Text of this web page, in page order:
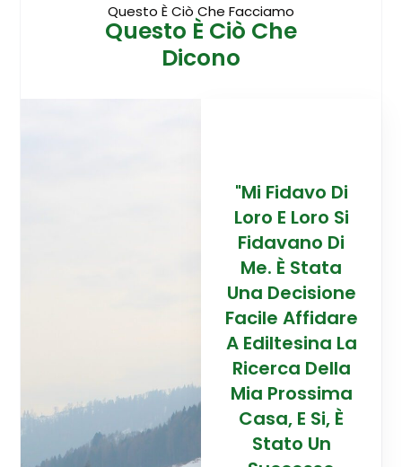
Questo È Ciò Che Facciamo
Questo È Ciò Che
Dicono
Si, È
Grazie Al
Team Di
Talento Dell'
"Mi Fidavo Di
Loro E Loro Si
Fidavano Di
Me. È Stata
Una Decisione
Facile Affidare
A Ediltesina La
Ricerca Della
Mia Prossima
Casa, E Si, È
Stato Un